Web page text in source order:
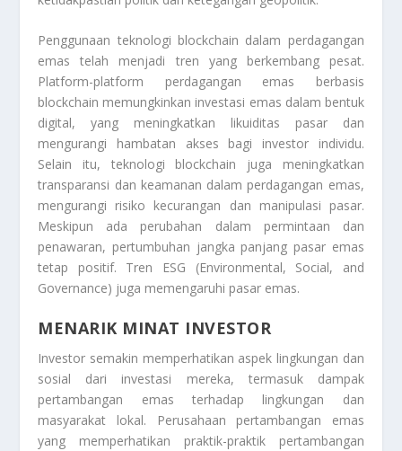
Penggunaan teknologi blockchain dalam perdagangan
emas telah menjadi tren yang berkembang pesat.
Platform-platform perdagangan emas berbasis
blockchain memungkinkan investasi emas dalam bentuk
digital, yang meningkatkan likuiditas pasar dan
mengurangi hambatan akses bagi investor individu.
Selain itu, teknologi blockchain juga meningkatkan
transparansi dan keamanan dalam perdagangan emas,
mengurangi risiko kecurangan dan manipulasi pasar.
Meskipun ada perubahan dalam permintaan dan
penawaran, pertumbuhan jangka panjang pasar emas
tetap positif. Tren ESG (Environmental, Social, and
Governance) juga memengaruhi pasar emas.
MENARIK MINAT INVESTOR
Investor semakin memperhatikan aspek lingkungan dan
sosial dari investasi mereka, termasuk dampak
pertambangan emas terhadap lingkungan dan
masyarakat lokal. Perusahaan pertambangan emas
yang memperhatikan praktik-praktik pertambangan